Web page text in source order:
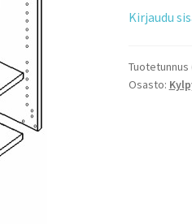
Kirjaudu
Tuotetunnus
Osasto: